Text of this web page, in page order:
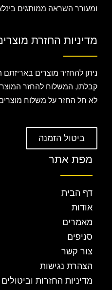
ומעורר השראה ממותגים
מדיניות החזרת
קבלתו, המשלוח להחזר המוצר
לא חל החזר על משלוח
ביטול הזמנה
מפת אתר
דף הבית
אודות
מאמרים
סניפים
צור קשר
הצהרת נגישות
מדיניות החזרות וביטולים